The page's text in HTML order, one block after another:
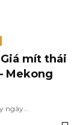
mít thái
Mekong
ngày…